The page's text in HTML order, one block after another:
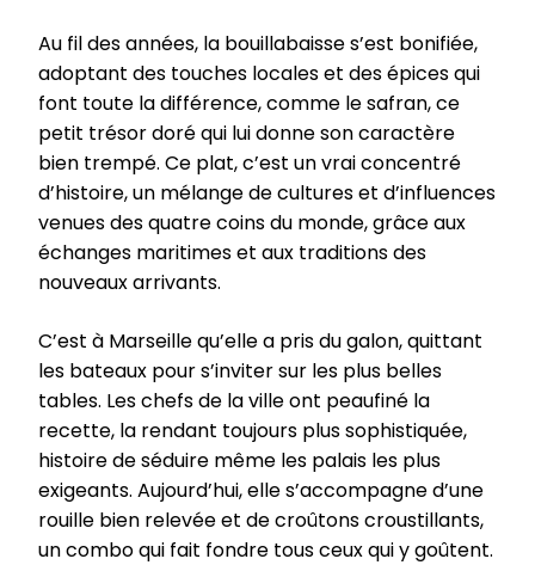
Au fil des années, la bouillabaisse s’est bonifiée,
adoptant des touches locales et des épices qui
font toute la différence, comme le safran, ce
petit trésor doré qui lui donne son caractère
bien trempé. Ce plat, c’est un vrai concentré
d’histoire, un mélange de cultures et d’influences
venues des quatre coins du monde, grâce aux
échanges maritimes et aux traditions des
nouveaux arrivants.
C’est à Marseille qu’elle a pris du galon, quittant
les bateaux pour s’inviter sur les plus belles
tables. Les chefs de la ville ont peaufiné la
recette, la rendant toujours plus sophistiquée,
histoire de séduire même les palais les plus
exigeants. Aujourd’hui, elle s’accompagne d’une
rouille bien relevée et de croûtons croustillants,
un combo qui fait fondre tous ceux qui y goûtent.